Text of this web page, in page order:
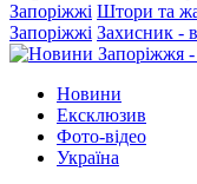
Запоріжжі Штори та
Запоріжжі Захисник -
Новини
Ексклюзив
Фото-відео
Україна